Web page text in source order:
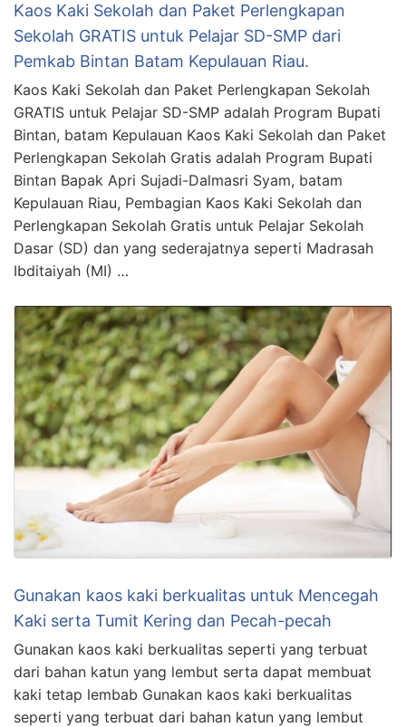
Kaos Kaki Sekolah dan Paket Perlengkapan
Sekolah GRATIS untuk Pelajar SD-SMP dari
Pemkab Bintan Batam Kepulauan Riau.
Kaos Kaki Sekolah dan Paket Perlengkapan Sekolah
GRATIS untuk Pelajar SD-SMP adalah Program Bupati
Bintan, batam Kepulauan Kaos Kaki Sekolah dan Paket
Perlengkapan Sekolah Gratis adalah Program Bupati
Bintan Bapak Apri Sujadi-Dalmasri Syam, batam
Kepulauan Riau, Pembagian Kaos Kaki Sekolah dan
Perlengkapan Sekolah Gratis untuk Pelajar Sekolah
Dasar (SD) dan yang sederajatnya seperti Madrasah
Ibditaiyah (MI) …
Gunakan kaos kaki berkualitas untuk Mencegah
Kaki serta Tumit Kering dan Pecah-pecah
Gunakan kaos kaki berkualitas seperti yang terbuat
dari bahan katun yang lembut serta dapat membuat
kaki tetap lembab Gunakan kaos kaki berkualitas
seperti yang terbuat dari bahan katun yang lembut